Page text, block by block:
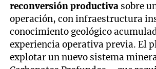
reconversión productiva sobre
operación, con infraestructura
conocimiento geológico
experiencia operativa previa. El
explotar un nuevo sistema